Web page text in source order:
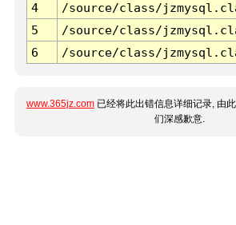
4
/source/class/
5
/source/class/
6
/source/class/
www.365jz.com 已经将此出错信息详细记录, 由
们深感歉意.